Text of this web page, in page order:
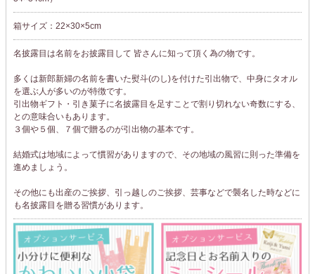
箱サイズ：22×30×5cm
名披露目は名前をお披露目して 皆さんに知って頂く為の物です。
多くは新郎新婦の名前を書いた熨斗(のし)を付けた引出物で、中身にタオル
を選ぶ人が多いのが特徴です。
引出物ギフト・引き菓子に名披露目を足すことで割り切れない奇数にする、
との意味合いもあります。
３個や５個、７個で贈るのが引出物の基本です。
結婚式は地域によって慣習がありますので、その地域の風習に則った準備を
進めましょう。
その他にも出産のご挨拶、引っ越しのご挨拶、芸事などで襲名した時などに
も名披露目を贈る習慣があります。